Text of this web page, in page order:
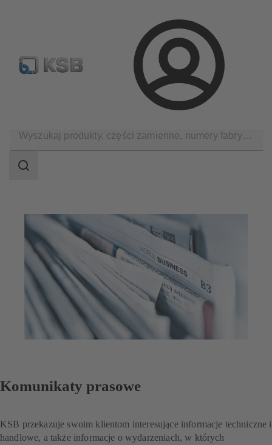
Login
Wyszukiwanie części zamiennych Konfiguracja produktu
wyszukiwania
Zakres
Komunikaty prasowe
KSB przekazuje swoim klientom interesujące informacje techniczne i
handlowe, a także informacje o wydarzeniach, w których